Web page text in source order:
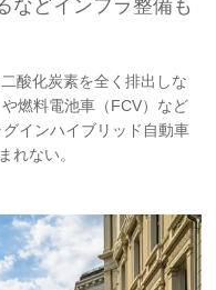
などインフラ整備も
酸化炭素を全く排出しな
燃料電池車（FCV）など
インハイブリッド自動車
れない。